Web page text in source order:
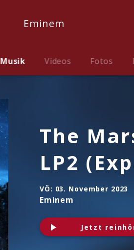
Eminem
Musik Videos Fotos
The
LP2
VÖ: 03. November 2023
Eminem
Jetzt